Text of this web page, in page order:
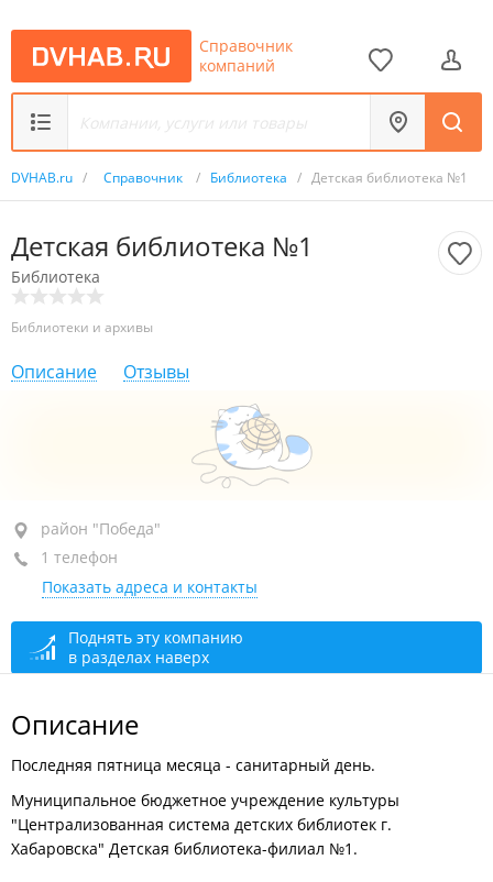
Справочник
компаний
DVHAB.ru / Справочник / Библиотека / Детская библиотека №1
Детская библиотека №1
Библиотека
Библиотеки и архивы
Описание Отзывы
район "Победа", ул. Руднева, 21
+7 (4212) 48-37-85
открыто, закроется через 48 мин.
район "Победа"
1 телефон
Показать адреса и контакты
Поднять эту компанию
в разделах наверх
Описание
Последняя пятница месяца - санитарный день.
Муниципальное бюджетное учреждение культуры
"Централизованная система детских библиотек г.
Хабаровска" Детская библиотека-филиал №1.